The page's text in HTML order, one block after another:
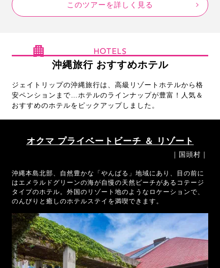
トホテルをランキング形式でご紹介
します。
このツアーを詳しく見る
HOTELS
沖縄旅行 おすすめホテル
ジェイトリップの沖縄旅行は、高級リゾートホテルから格
安ペンションまで…ホテルのラインナップが豊富！人気＆
おすすめのホテルをピックアップしました。
オクマ プライベートビーチ ＆ リゾート
｜国頭村｜
沖縄本島北部、自然豊かな「やんばる」地域にあり、目の前に
はエメラルドグリーンの海が自慢の天然ビーチがあるコテージ
タイプのホテル。外国のリゾート地のようなロケーションで、
のんびりと癒しのホテルステイを満喫できます。